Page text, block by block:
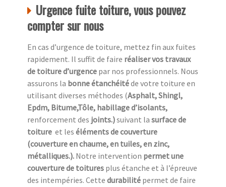
Urgence fuite toiture, vous pouvez
compter sur nous
En cas d’urgence de toiture, mettez fin aux fuites
rapidement. Il suffit de faire réaliser vos travaux
de toiture d’urgence par nos professionnels. Nous
assurons la bonne étanchéitéde votre toiture en
utilisant diverses méthodes (Asphalt, Shingl,
Epdm, Bitume,Tôle, habillage d’isolants,
renforcement des joints.)suivant la surface de
toiture et les éléments de couverture
(couverture en chaume, en tuiles, en zinc,
métalliques.). Notre intervention permet une
couverture de toitures plus étanche et à l’épreuve
des intempéries. Cette durabilité permet de faire